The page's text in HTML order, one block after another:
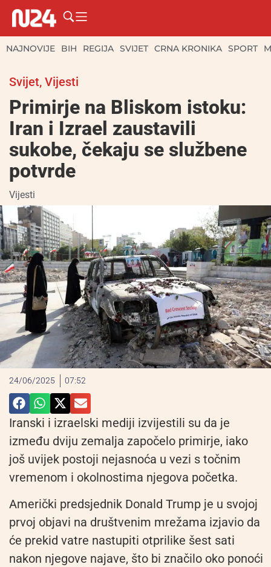
NAJNOVIJE BIH REGIJA SVIJET CRNA KRONIKA SPORT
Svijet, Vijesti
Primirje na Bliskom istoku:
Iran i Izrael zaustavili
sukobe, čekaju se službene
potvrde
Vijesti
24/06/2025 07:52
Iranski i izraelski mediji izvijestili su da je
između dviju zemalja započelo primirje, iako
još uvijek postoji nejasnoća u vezi s točnim
vremenom i okolnostima njegova početka.
Američki predsjednik Donald Trump je u svojoj
prvoj objavi na društvenim mrežama izjavio da
će prekid vatre nastupiti otprilike šest sati
nakon njegove najave, što bi značilo oko ponoći